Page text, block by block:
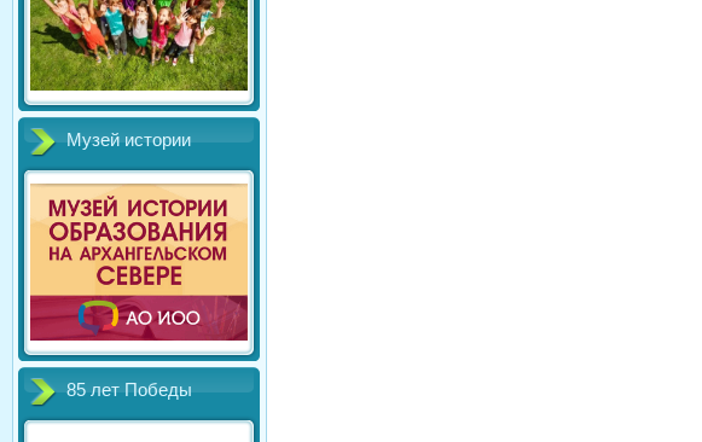
Музей истории
85 лет Победы